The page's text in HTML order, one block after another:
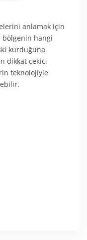
anlamak için
bölgenin hangi
kurduğuna
dikkat çekici
teknolojiyle